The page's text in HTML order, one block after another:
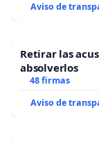
Aviso de
Retirar las
absolverlos
48 firmas
Aviso de